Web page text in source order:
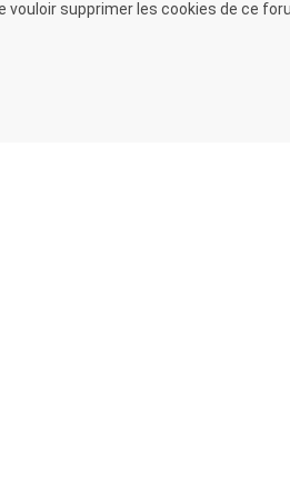
vouloir supprimer les cookies de ce